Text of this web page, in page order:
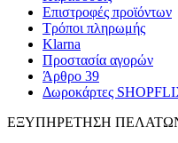
Επιστροφές προϊόντων
Τρόποι πληρωμής
Klarna
Προστασία αγορών
Άρθρο 39
Δωροκάρτες
ΕΞΥΠΗΡΕΤΗΣΗ